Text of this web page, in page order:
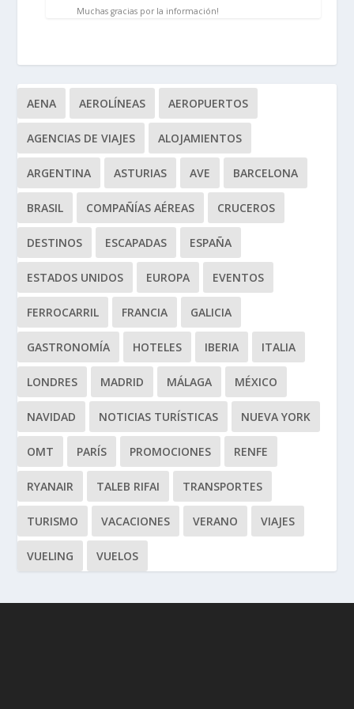
Muchas gracias por la información!
AENA AEROLÍNEAS AEROPUERTOS
AGENCIAS DE VIAJES ALOJAMIENTOS
ARGENTINA ASTURIAS AVE BARCELONA
BRASIL COMPAÑÍAS AÉREAS CRUCEROS
DESTINOS ESCAPADAS ESPAÑA
ESTADOS UNIDOS EUROPA EVENTOS
FERROCARRIL FRANCIA GALICIA
GASTRONOMÍA HOTELES IBERIA ITALIA
LONDRES MADRID MÁLAGA MÉXICO
NAVIDAD NOTICIAS TURÍSTICAS NUEVA YORK
OMT PARÍS PROMOCIONES RENFE
RYANAIR TALEB RIFAI TRANSPORTES
TURISMO VACACIONES VERANO VIAJES
VUELING VUELOS